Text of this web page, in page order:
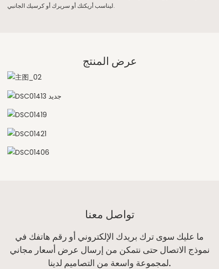
ليناسب أريكتك أو سريرك أو كرسيك الجانبي.
عرض المنتج
تواصل معنا
ما عليك سوى ترك بريدك الإلكتروني أو رقم هاتفك في
نموذج الاتصال حتى نتمكن من إرسال عرض أسعار مجاني
لمجموعة واسعة من التصاميم لدينا.